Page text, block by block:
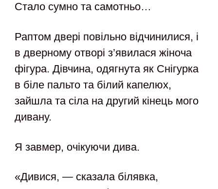
Стало сумно та самотньо…
Раптом двері повільно відчинилися, і
в дверному отворі з’явилася жіноча
фігура. Дівчина, одягнута як Снігурка
в біле пальто та білий капелюх,
зайшла та сіла на другий кінець мого
дивану.
Я завмер, очікуючи дива.
«Дивися, — сказала білявка,